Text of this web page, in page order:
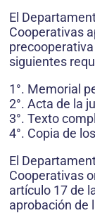
El
Cooperativas
siguientes
1°. Memorial
2°. Acta de la
3°. Texto
4°. Copia de
El
Cooperativas
artículo 17 de
aprobación de